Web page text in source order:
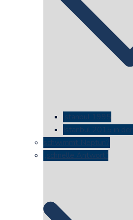
istanbul 1995
Istanbul 2015 in
schwimmt Neptun?
„schnelle Antwort“